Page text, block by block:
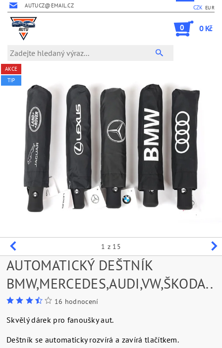
AUTUCZ@EMAIL.CZ CZK EUR
0 0 Kč
AKCE
TIP
1 z 15
AUTOMATICKÝ DEŠTNÍK
BMW,MERCEDES,AUDI,VW,ŠKODA..
16 hodnocení
Skvělý dárek pro fanoušky aut.
Deštník se automaticky rozvírá a zavírá tlačítkem.